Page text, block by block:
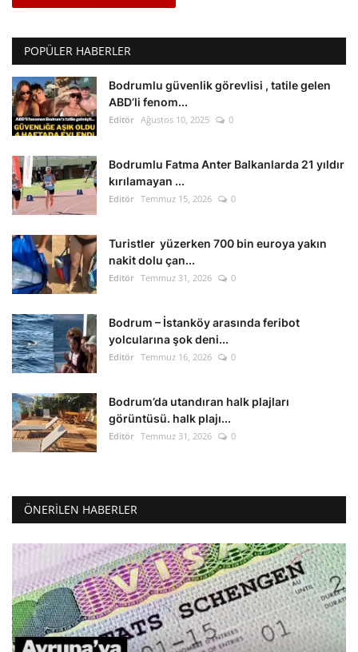
POPÜLER HABERLER
Bodrumlu güvenlik görevlisi , tatile gelen
ABD’li fenom...
Editör Ağustos 10, 2025 0
Bodrumlu Fatma Anter Balkanlarda 21 yıldır
kırılamayan ...
Editör Temmuz 15, 2026 0
Turistler yüzerken 700 bin euroya yakın
nakit dolu çan...
Editör Temmuz 31, 2026 0
Bodrum – İstanköy arasında feribot
yolcularına şok deni...
Editör Temmuz 16, 2026 0
Bodrum’da utandıran halk plajları
görüntüsü. halk plajı...
Editör Temmuz 31, 2026 0
ÖNERILEN HABERLER